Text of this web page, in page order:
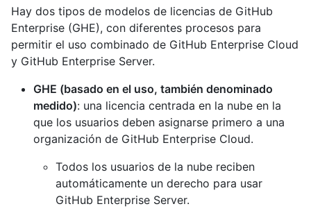
Hay dos tipos de modelos de licencias de GitHub
Enterprise (GHE), con diferentes procesos para
permitir el uso combinado de GitHub Enterprise Cloud
y GitHub Enterprise Server.
GHE (basado en el uso, también denominado
medido): una licencia centrada en la nube en la
que los usuarios deben asignarse primero a una
organización de GitHub Enterprise Cloud.
Todos los usuarios de la nube reciben
automáticamente un derecho para usar
GitHub Enterprise Server.